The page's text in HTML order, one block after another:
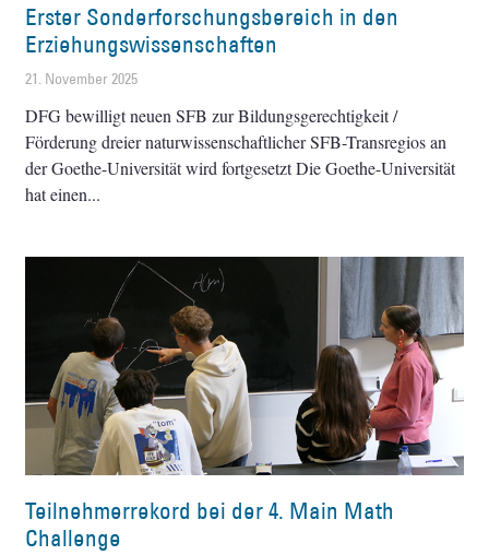
Erster Sonderforschungsbereich in den
Erziehungswissenschaften
21. November 2025
DFG bewilligt neuen SFB zur Bildungsgerechtigkeit /
Förderung dreier naturwissenschaftlicher SFB-Transregios an
der Goethe-Universität wird fortgesetzt Die Goethe-Universität
hat einen
Teilnehmerrekord bei der 4. Main Math
Challenge